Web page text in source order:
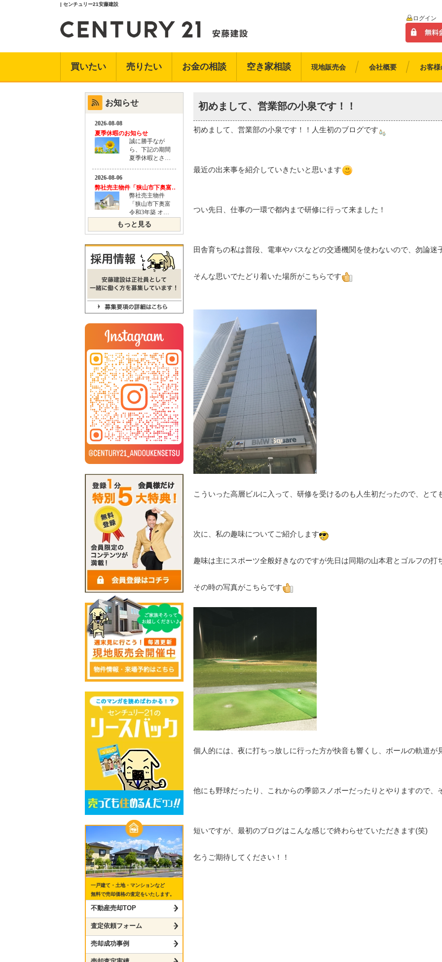
| センチュリー21安藤建設
ログイン
買いたい 売りたい お金の相談 空き家相談 現地販売会 会社概要 お客
初めまして、営業部の小泉です！！
初めまして、営業部の小泉です！！人生初のブログです
最近の出来事を紹介していきたいと思います
つい先日、仕事の一環で都内まで研修に行って来ました！
田舎育ちの私は普段、電車やバスなどの交通機関を使わないので、勿論迷
そんな思いでたどり着いた場所がこちらです
こういった高層ビルに入って、研修を受けるのも人生初だったので、とて
次に、私の趣味についてご紹介します
趣味は主にスポーツ全般好きなのですが先日は同期の山本君とゴルフの打
その時の写真がこちらです
個人的には、夜に打ちっ放しに行った方が快音も響くし、ボールの軌道が
他にも野球だったり、これからの季節スノボーだったりとやりますので、
短いですが、最初のブログはこんな感じで終わらせていただきます(笑)
乞うご期待してください！！
お知らせ
もっと見る
一戸建て・土地・マンションなど
無料で売却価格の査定をいたします。
不動産売却TOP
査定依頼フォーム
売却成功事例